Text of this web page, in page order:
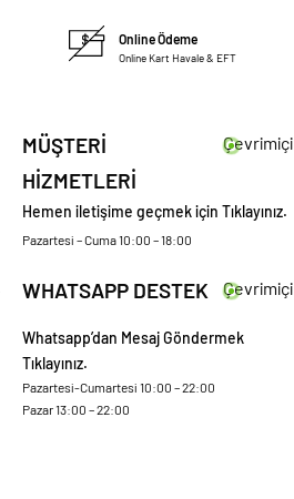
Online Ödeme
Online Kart Havale & EFT
MÜŞTERİ
HİZMETLERİ
Çevrimiçi
Hemen iletişime geçmek için Tıklayınız.
Pazartesi – Cuma 10:00 – 18:00
WHATSAPP DESTEK Çevrimiçi
Whatsapp’dan Mesaj Göndermek
Tıklayınız.
Pazartesi-Cumartesi 10:00 – 22:00
Pazar 13:00 – 22:00